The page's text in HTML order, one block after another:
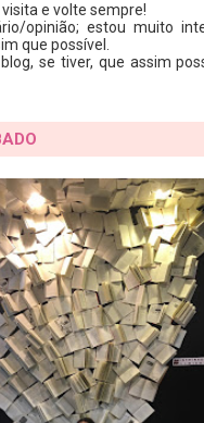
e volte sempre!
opinião; estou muito
que possível.
se tiver, que assim